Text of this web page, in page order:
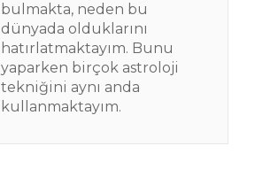
bulmakta, neden bu
dünyada olduklarını
hatırlatmaktayım. Bunu
yaparken birçok astroloji
tekniğini aynı anda
kullanmaktayım.